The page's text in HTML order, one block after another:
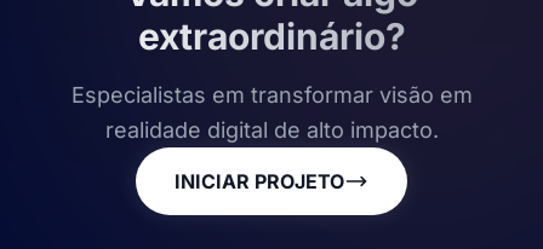
extraordinário?
Especialistas em transformar visão em
realidade digital de alto impacto.
INICIAR PROJETO